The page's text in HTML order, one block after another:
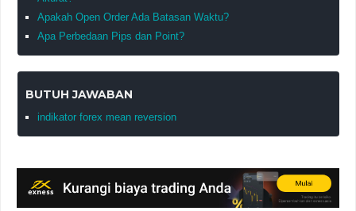
Apakah Open Order Ada Batasan Waktu?
Apa Perbedaan Pips dan Point?
BUTUH JAWABAN
indikator forex mean reversion